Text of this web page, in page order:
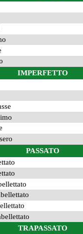
IMPERFETTO
PASSATO
TRAPASSATO